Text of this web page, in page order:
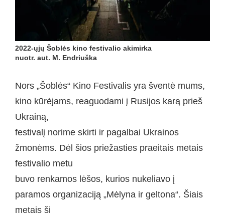
2022-ųjų Šoblės kino festivalio akimirka
nuotr. aut. M. Endriuška
Nors „Šoblės“ Kino Festivalis yra šventė mums,
kino kūrėjams, reaguodami į Rusijos karą prieš
Ukrainą,
festivalį norime skirti ir pagalbai Ukrainos
žmonėms. Dėl šios priežasties praeitais metais
festivalio metu
buvo renkamos lėšos, kurios nukeliavo į
paramos organizaciją „Mėlyna ir geltona“. Šiais
metais ši